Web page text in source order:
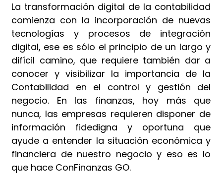
La transformación digital de la contabilidad
comienza con la incorporación de nuevas
tecnologías y procesos de integración
digital, ese es sólo el principio de un largo y
difícil camino, que requiere también dar a
conocer y visibilizar la importancia de la
Contabilidad en el control y gestión del
negocio. En las finanzas, hoy más que
nunca, las empresas requieren disponer de
información fidedigna y oportuna que
ayude a entender la situación económica y
financiera de nuestro negocio y eso es lo
que hace ConFinanzas GO.